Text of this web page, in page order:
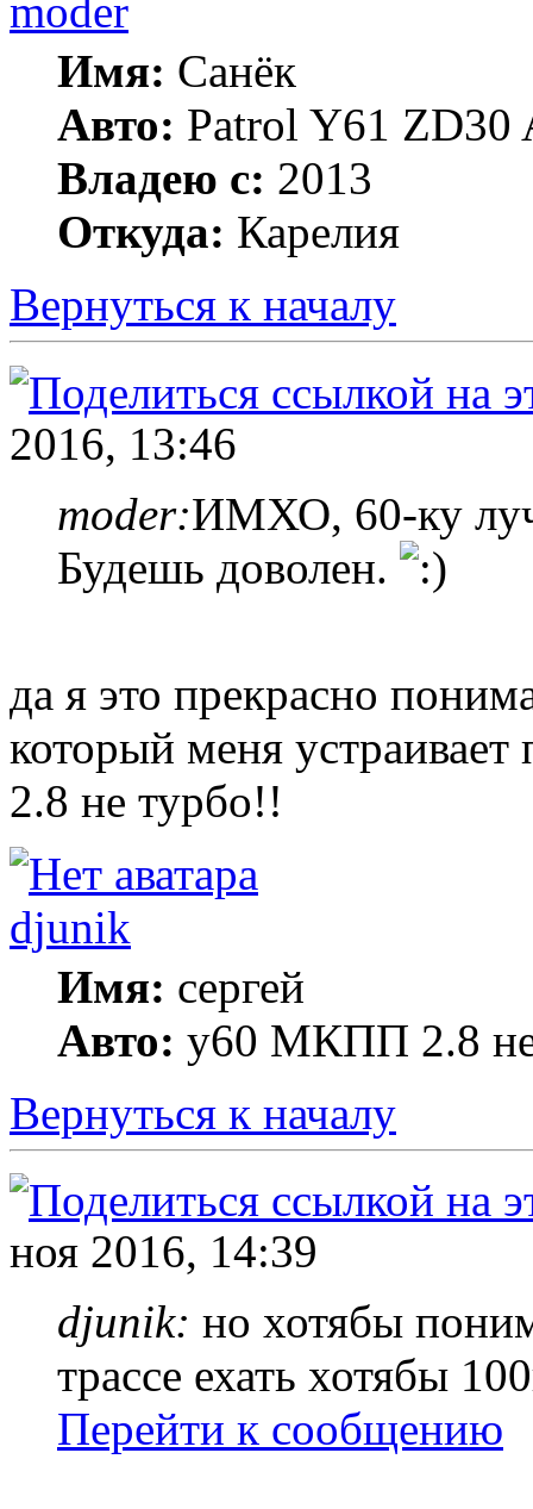
moder
Имя: Санёк
Авто: Patrol Y61 ZD30
Владею с: 2013
Откуда: Карелия
Вернуться к началу
2016, 13:46
moder:ИМХО, 60-ку
Будешь доволен.
да я это прекрасно
который меня
2.8 не турбо!!
djunik
Имя: сергей
Авто: y60 МКПП 2.8
Вернуться к началу
ноя 2016, 14:39
djunik: но хотябы
трассе ехать хотябы
Перейти к сообщению